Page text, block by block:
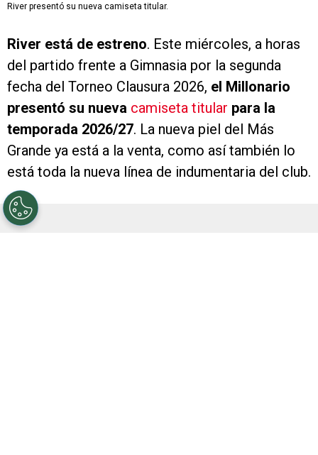
River presentó su nueva camiseta titular.
River está de estreno. Este miércoles, a horas
del partido frente a Gimnasia por la segunda
fecha del Torneo Clausura 2026, el Millonario
presentó su nueva camiseta titular para la
temporada 2026/27. La nueva piel del Más
Grande ya está a la venta, como así también lo
está toda la nueva línea de indumentaria del club.